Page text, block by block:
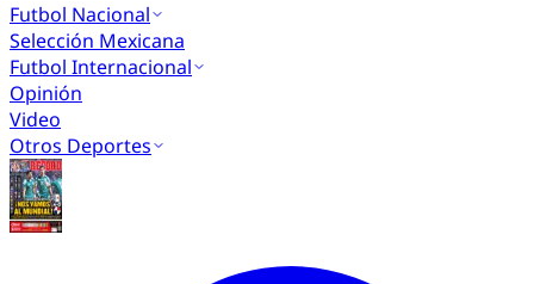
Futbol Nacional
Selección Mexicana
Futbol Internacional
Opinión
Video
Otros Deportes